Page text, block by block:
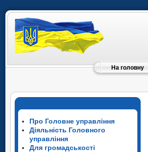
На головну
Про Головне управління
Діяльність Головного
управління
Для громадськості